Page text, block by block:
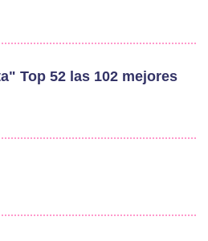
Top 52 las 102 mejores